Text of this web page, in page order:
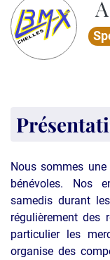
Nous sommes
bénévoles. Nos
samedis durant
régulièrement des
particulier les
organise des